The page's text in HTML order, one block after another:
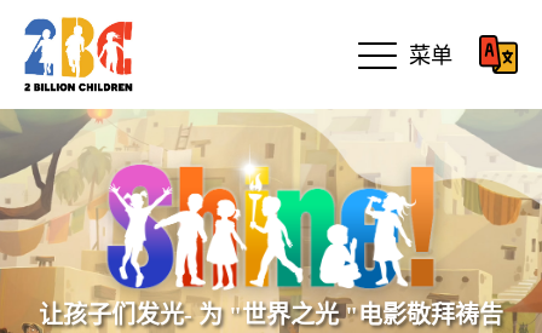
菜单
让孩子们发光- 为 "世界之光 "电影敬拜祷告